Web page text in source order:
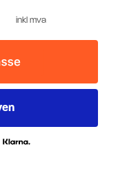
inkl mva